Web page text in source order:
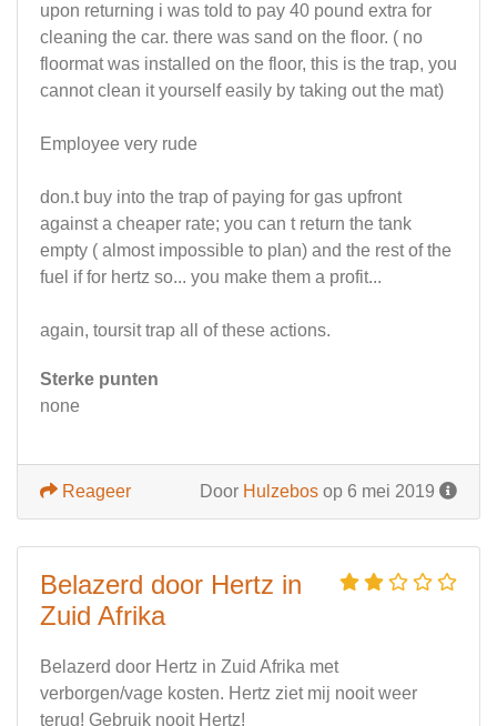
upon returning i was told to pay 40 pound extra for
cleaning the car. there was sand on the floor. ( no
floormat was installed on the floor, this is the trap, you
cannot clean it yourself easily by taking out the mat)
Employee very rude
don.t buy into the trap of paying for gas upfront
against a cheaper rate; you can t return the tank
empty ( almost impossible to plan) and the rest of the
fuel if for hertz so... you make them a profit...
again, toursit trap all of these actions.
Sterke punten
none
Door Hulzebos op 6 mei 2019
Reageer
Belazerd door Hertz in
Zuid Afrika
Belazerd door Hertz in Zuid Afrika met
verborgen/vage kosten. Hertz ziet mij nooit weer
terug! Gebruik nooit Hertz!